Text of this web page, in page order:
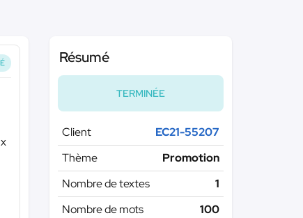
Résumé
TERMINÉE
Client
EC21-55207
Thème
Promotion
Nombre de textes
1
Nombre de mots
100